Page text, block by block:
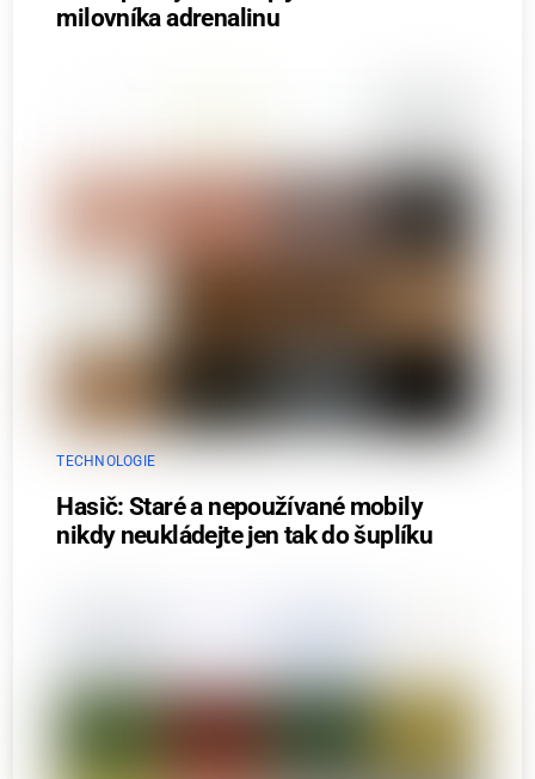
milovníka adrenalinu
TECHNOLOGIE
Hasič: Staré a nepoužívané mobily
nikdy neukládejte jen tak do šuplíku